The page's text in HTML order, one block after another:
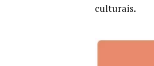
culturais.